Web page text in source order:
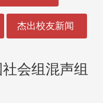
杰出校友新闻
会组混声组